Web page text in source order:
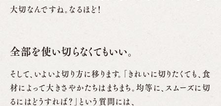
大切なんですね。なるほど！
全部を使い切らなくてもいい。
そして、いよいよ切り方に移ります。「きれいに切りたくても、食
材によって大きさやかたちはまちまち。均等に、スムーズに切
るにはどうすれば？」という質問には、